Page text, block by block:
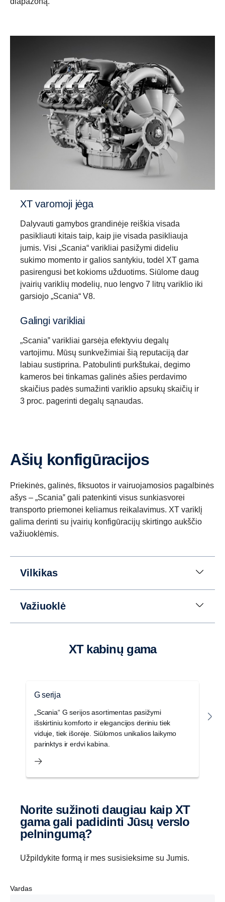
Važiavimo lankstumas
Didesnis važiavimo lankstumas pasiektas,
panaudojus platesnį perdavimo skaičiaus
paskirstymą, tai apima važiavimą itin mažu greičiu
ir greitinančiąja pavara, ir tai atitinka „Scania“ mažų
sūkių variklio filosofiją.
Atbulinė eiga
kai savivarčiams tenka didelius atstumus važiuoti
atbuline eiga.)
Lėtintuvas
G33 lėtintuvas taip pat atnaujintas ir pagerintas,
dabar gali užtikrinti 4700 Nm sukimo momentą,
sūk./min.
XT varomoji jėga
Dalyvauti gamybos grandinėje reiškia visada
pasikliauti kitais taip, kaip jie visada pasikliauja
jumis. Visi „Scania“ varikliai pasižymi dideliu
sukimo momento ir galios santykiu, todėl XT gama
pasirengusi bet kokioms užduotims. Siūlome daug
įvairių variklių modelių, nuo lengvo 7 litrų variklio iki
garsiojo „Scania“ V8.
Galingi varikliai
„Scania‟ varikliai garsėja efektyviu degalų
vartojimu. Mūsų sunkvežimiai šią reputaciją dar
labiau sustiprina. Patobulinti purkštukai, degimo
kameros bei tinkamas galinės ašies perdavimo
skaičius padės sumažinti variklio apsukų skaičių ir
3 proc. pagerinti degalų sąnaudas.
Ašių konfigūracijos
Priekinės, galinės, fiksuotos ir vairuojamosios pagalbinės
ašys – „Scania‟ gali patenkinti visus sunkiasvorei
transporto priemonei keliamus reikalavimus. XT variklį
galima derinti su įvairių konfigūracijų skirtingo aukščio
važiuoklėmis.
Vilkikas
Važiuoklė
XT kabinų gama
G serija
„Scania“ G serijos asortimentas pasižymi
išskirtiniu komforto ir elegancijos deriniu tiek
viduje, tiek išorėje. Siūlomos unikalios laikymo
parinktys ir erdvi kabina.
Norite sužinoti daugiau kaip XT
gama gali padidinti Jūsų verslo
pelningumą?
Užpildykite formą ir mes susisieksime su Jumis.
Vardas